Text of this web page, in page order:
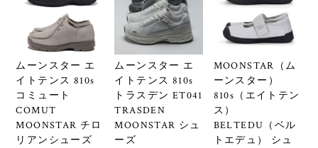
ムーンスター エ
イトテンス 810s
コミュート
COMUT
MOONSTAR チロ
リアンシューズ
ムーンスター エ
イトテンス 810s
トラスデン ET041
TRASDEN
MOONSTAR シュ
ーズ
MOONSTAR（ム
ーンスター）
810s（エイトテン
ス）
BELTEDU（ベル
トエデュ） シュ